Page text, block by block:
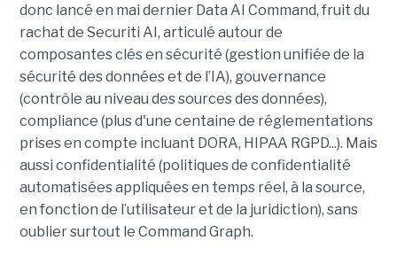
donc lancé en mai dernier Data AI Command, fruit du
rachat de Securiti AI, articulé autour de
composantes clés en sécurité (gestion unifiée de la
sécurité des données et de l’IA), gouvernance
(contrôle au niveau des sources des données),
compliance (plus d'une centaine de réglementations
prises en compte incluant DORA, HIPAA RGPD...). Mais
aussi confidentialité (politiques de confidentialité
automatisées appliquées en temps réel, à la source,
en fonction de l’utilisateur et de la juridiction), sans
oublier surtout le Command Graph.